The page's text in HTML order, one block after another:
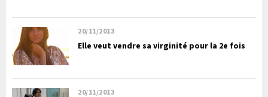
20/11/2013
Elle veut vendre sa virginité pour la 2e fois
20/11/2013